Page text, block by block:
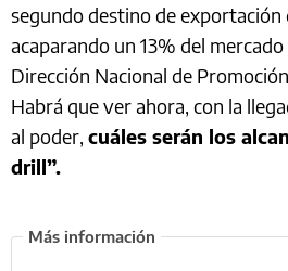
segundo destino de
acaparando un 13% del
Dirección Nacional de
Habrá que ver ahora, con la
al poder, cuáles serán los
drill”.